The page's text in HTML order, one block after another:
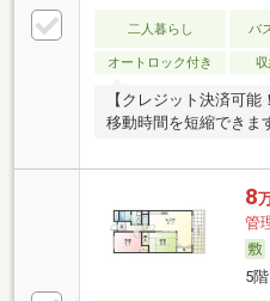
二人暮らし バ
オートロック付き
【クレジット決済可
移動時間を短縮できま
8
管
5